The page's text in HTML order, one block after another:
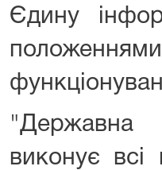
Єдину
"Державна
виконує всі